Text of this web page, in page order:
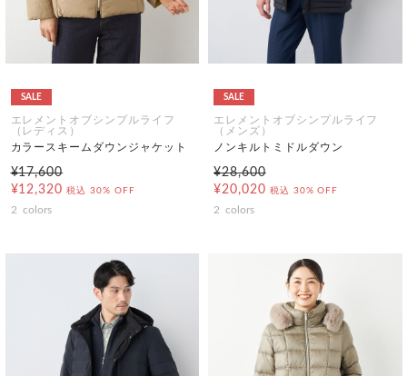
SALE
エレメントオブシンプルライフ
（レディス）
カラースキームダウンジャケット
¥17,600
¥12,320 税込 30% OFF
2 colors
SALE
エレメントオブシンプルライフ
（メンズ）
ノンキルトミドルダウン
¥28,600
¥20,020 税込 30% OFF
2 colors